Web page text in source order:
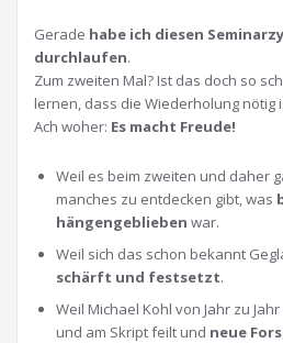
Gerade habe ich diesen
durchlaufen.
Zum zweiten Mal? Ist das doch so
lernen, dass die Wiederholung nötig
Ach woher: Es macht Freude!
Weil es beim zweiten und daher
manches zu entdecken gibt, was
hängengeblieben war.
Weil sich das schon bekannt
schärft und festsetzt.
Weil Michael Kohl von Jahr zu
und am Skript feilt und neue